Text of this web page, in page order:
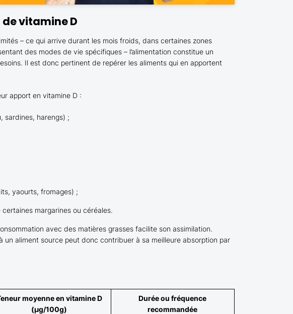
vitamine D
– ce qui arrive durant les mois froids, dans certaines zones
des modes de vie spécifiques – l’alimentation constitue un
Il est donc pertinent de repérer les aliments qui en apportent
apport en vitamine D :
sardines, harengs) ;
yaourts, fromages) ;
margarines ou céréales.
avec des matières grasses facilite son assimilation.
un aliment source peut donc contribuer à sa meilleure absorption par
moyenne en vitamine D
(µg/100g)
Durée ou fréquence
recommandée